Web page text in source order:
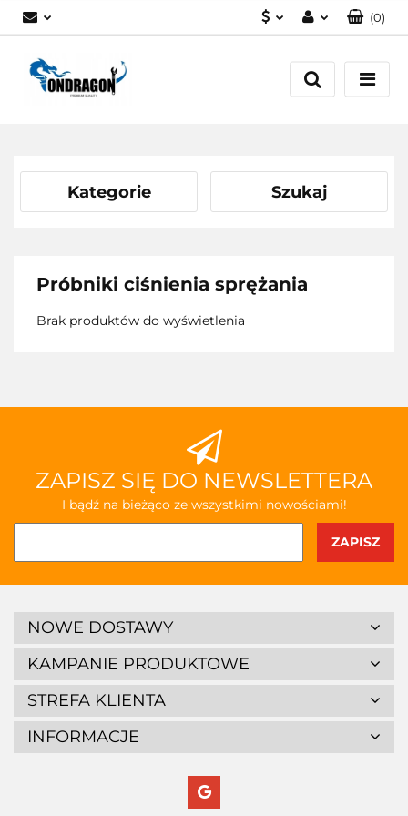
Zaloguj się
Załóż konto
(0)
Kategorie Szukaj
Próbniki ciśnienia sprężania
Brak produktów do wyświetlenia
ZAPISZ SIĘ DO NEWSLETTERA
I bądź na bieżąco ze wszystkimi nowościami!
NOWE DOSTAWY
KAMPANIE PRODUKTOWE
STREFA KLIENTA
INFORMACJE